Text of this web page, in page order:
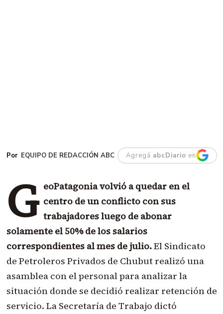
EQUIPO DE REDACCIÓN ABC Agregá abcDiario en
G eoPatagonia volvió a quedar en el
centro de un conflicto con sus
trabajadores luego de abonar
solamente el 50% de los salarios
correspondientes al mes de julio.El Sindicato
de Petroleros Privados de Chubut realizó una
asamblea con el personal para analizar la
situación donde se decidió realizar retención de
servicio. La Secretaría de Trabajo dictó